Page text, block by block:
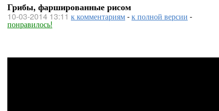
Грибы, фаршированные рисом
10-03-2014 13:11 к комментариям-к полной версии -
понравилось!